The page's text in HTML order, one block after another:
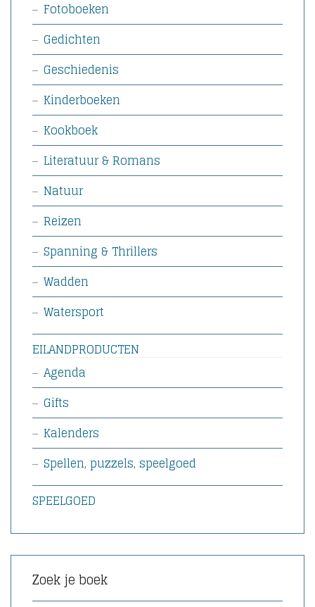
Fotoboeken
Gedichten
Geschiedenis
Kinderboeken
Kookboek
Literatuur & Romans
Natuur
Reizen
Spanning & Thrillers
Wadden
Watersport
EILANDPRODUCTEN
Agenda
Gifts
Kalenders
Spellen, puzzels, speelgoed
SPEELGOED
Zoek je boek